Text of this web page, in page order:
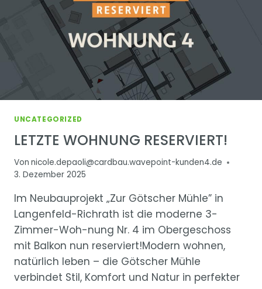
UNCATEGORIZED
LETZTE WOHNUNG RESERVIERT!
Von nicole.depaoli@cardbau.wavepoint-kunden4.de
3. Dezember 2025
Im Neubauprojekt „Zur Götscher Mühle” in
Langenfeld-Richrath ist die moderne 3-
Zimmer-Woh-nung Nr. 4 im Obergeschoss
mit Balkon nun reserviert!Modern wohnen,
natürlich leben – die Götscher Mühle
verbindet Stil, Komfort und Natur in perfekter